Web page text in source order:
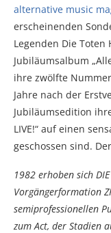
alternative music
erscheinenden
Legenden Die Toten
Jubiläumsalbum
ihre zwölfte
Jahre nach der
Jubiläumsedition
LIVE!“ auf einen
geschossen sind.
1982 erhoben sich
Vorgängerformation
semiprofessionellen
zum Act, der Stadien